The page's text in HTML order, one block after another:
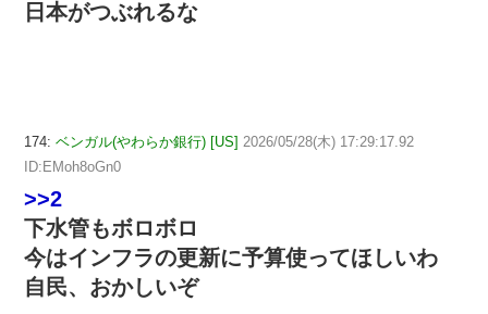
日本がつぶれるな
174: ベンガル(やわらか銀行) [US] 2026/05/28(木) 17:29:17.92
ID:EMoh8oGn0
>>2
下水管もボロボロ
今はインフラの更新に予算使ってほしいわ
自民、おかしいぞ